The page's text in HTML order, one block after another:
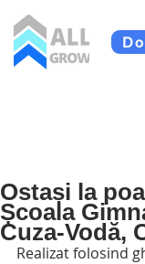
Ostași la
Școala
Cuza-Vodă,
Realizat folosind